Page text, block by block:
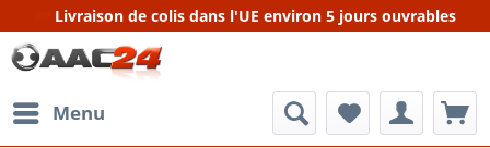
Livraison de colis dans l'UE environ 5 jours ouvrables
Menu